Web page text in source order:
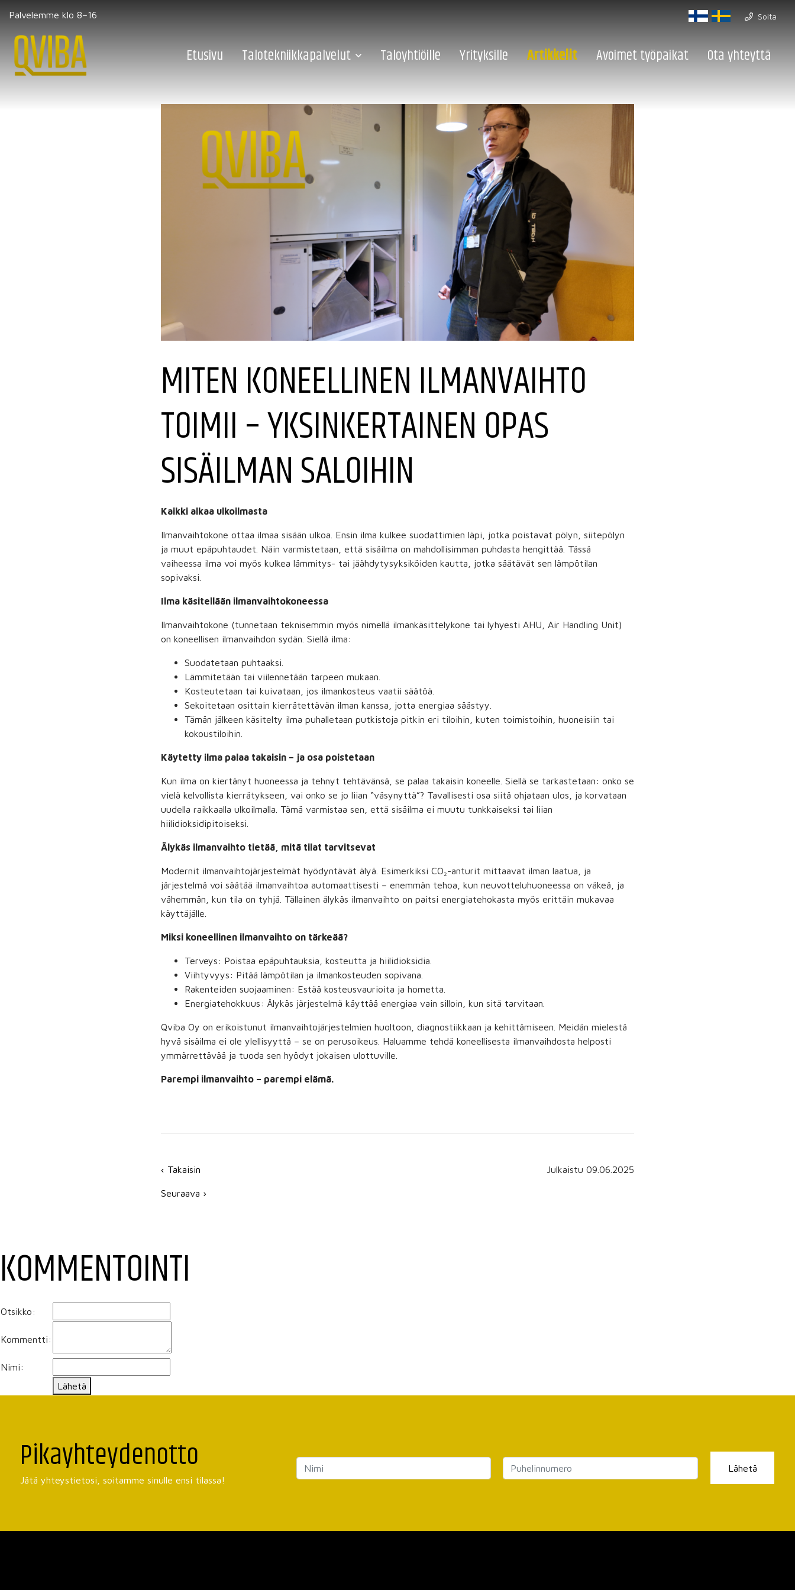
Palvelemme klo 8–16 Soita
Etusivu Talotekniikkapalvelut Taloyhtiöille Yrityksille Artikkelit Avoimet työpaikat Ota yhteyttä
MITEN KONEELLINEN ILMANVAIHTO
TOIMII – YKSINKERTAINEN OPAS
SISÄILMAN SALOIHIN
Kaikki alkaa ulkoilmasta
Ilmanvaihtokone ottaa ilmaa sisään ulkoa. Ensin ilma kulkee suodattimien läpi, jotka poistavat pölyn, siitepölyn
ja muut epäpuhtaudet. Näin varmistetaan, että sisäilma on mahdollisimman puhdasta hengittää. Tässä
vaiheessa ilma voi myös kulkea lämmitys- tai jäähdytysyksiköiden kautta, jotka säätävät sen lämpötilan
sopivaksi.
Ilma käsitellään ilmanvaihtokoneessa
Ilmanvaihtokone (tunnetaan teknisemmin myös nimellä ilmankäsittelykone tai lyhyesti AHU, Air Handling Unit)
on koneellisen ilmanvaihdon sydän. Siellä ilma:
Suodatetaan puhtaaksi.
Lämmitetään tai viilennetään tarpeen mukaan.
Kosteutetaan tai kuivataan, jos ilmankosteus vaatii säätöä.
Sekoitetaan osittain kierrätettävän ilman kanssa, jotta energiaa säästyy.
Tämän jälkeen käsitelty ilma puhalletaan putkistoja pitkin eri tiloihin, kuten toimistoihin, huoneisiin tai
kokoustiloihin.
Käytetty ilma palaa takaisin – ja osa poistetaan
Kun ilma on kiertänyt huoneessa ja tehnyt tehtävänsä, se palaa takaisin koneelle. Siellä se tarkastetaan: onko se
vielä kelvollista kierrätykseen, vai onko se jo liian “väsynyttä”? Tavallisesti osa siitä ohjataan ulos, ja korvataan
uudella raikkaalla ulkoilmalla. Tämä varmistaa sen, että sisäilma ei muutu tunkkaiseksi tai liian
hiilidioksidipitoiseksi.
Älykäs ilmanvaihto tietää, mitä tilat tarvitsevat
Modernit ilmanvaihtojärjestelmät hyödyntävät älyä. Esimerkiksi CO₂-anturit mittaavat ilman laatua, ja
järjestelmä voi säätää ilmanvaihtoa automaattisesti – enemmän tehoa, kun neuvotteluhuoneessa on väkeä, ja
vähemmän, kun tila on tyhjä. Tällainen älykäs ilmanvaihto on paitsi energiatehokasta myös erittäin mukavaa
käyttäjälle.
Miksi koneellinen ilmanvaihto on tärkeää?
Terveys: Poistaa epäpuhtauksia, kosteutta ja hiilidioksidia.
Viihtyvyys: Pitää lämpötilan ja ilmankosteuden sopivana.
Rakenteiden suojaaminen: Estää kosteusvaurioita ja hometta.
Energiatehokkuus: Älykäs järjestelmä käyttää energiaa vain silloin, kun sitä tarvitaan.
Qviba Oy on erikoistunut ilmanvaihtojärjestelmien huoltoon, diagnostiikkaan ja kehittämiseen. Meidän mielestä
hyvä sisäilma ei ole ylellisyyttä – se on perusoikeus. Haluamme tehdä koneellisesta ilmanvaihdosta helposti
ymmärrettävää ja tuoda sen hyödyt jokaisen ulottuville.
Parempi ilmanvaihto – parempi elämä.
‹ Takaisin Julkaistu 09.06.2025
Seuraava ›
KOMMENTOINTI
Otsikko:
Kommentti:
Nimi:
Lähetä
Pikayhteydenotto
Jätä yhteystietosi, soitamme sinulle ensi tilassa!
Lähetä